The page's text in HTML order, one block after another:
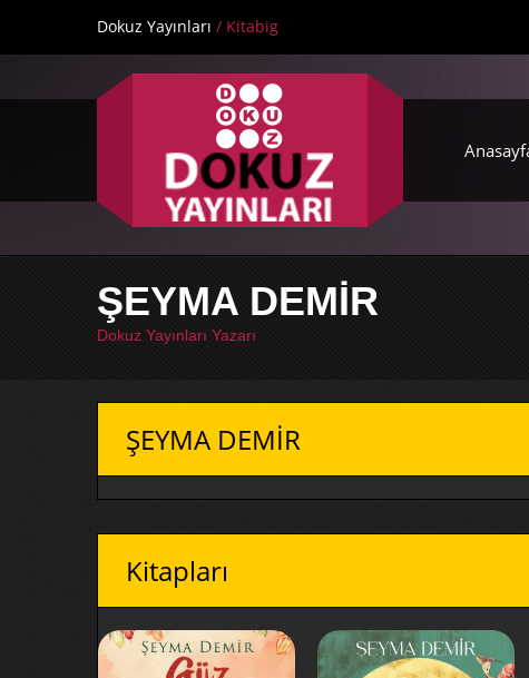
Dokuz Yayınları / Kitabig
ŞEYMA DEMİR
Dokuz Yayınları Yazarı
ŞEYMA DEMİR
Kitapları